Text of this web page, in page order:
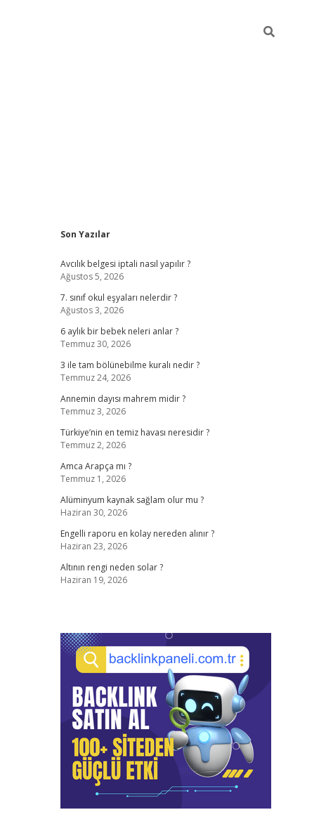
Sidebar
Son Yazılar
Avcılık belgesi iptali nasıl yapılır ?
Ağustos 5, 2026
7. sınıf okul eşyaları nelerdir ?
Ağustos 3, 2026
6 aylık bir bebek neleri anlar ?
Temmuz 30, 2026
3 ile tam bölünebilme kuralı nedir ?
Temmuz 24, 2026
Annemin dayısı mahrem midir ?
Temmuz 3, 2026
Türkiye’nin en temiz havası neresidir ?
Temmuz 2, 2026
Amca Arapça mı ?
Temmuz 1, 2026
Alüminyum kaynak sağlam olur mu ?
Haziran 30, 2026
Engelli raporu en kolay nereden alınır ?
Haziran 23, 2026
Altının rengi neden solar ?
Haziran 19, 2026